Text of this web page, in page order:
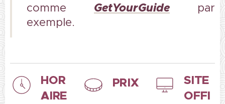
comme GetYourGuide
par
exemple.
HOR
AIRE
PRIX
SITE
OFFI